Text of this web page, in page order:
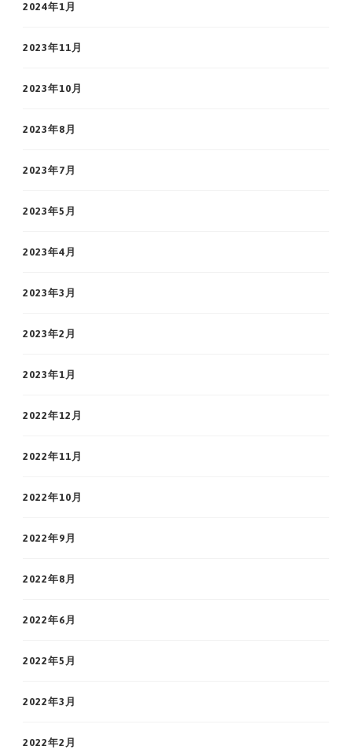
2024年1月
2023年11月
2023年10月
2023年8月
2023年7月
2023年5月
2023年4月
2023年3月
2023年2月
2023年1月
2022年12月
2022年11月
2022年10月
2022年9月
2022年8月
2022年6月
2022年5月
2022年3月
2022年2月